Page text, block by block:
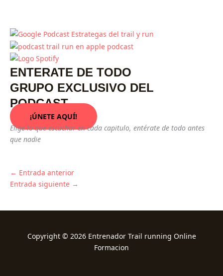
ENTERATE DE TODO
GRUPO EXCLUSIVO DEL
PODCAST
¡ÚNETE AQUÍ!
Elige lo que escuchar en cada capitulo, entérate de todo antes
que nadie
← Entrada anterior
Entrada siguiente →
Copyright © 2026 Entrenador Trail running Online
Formacion